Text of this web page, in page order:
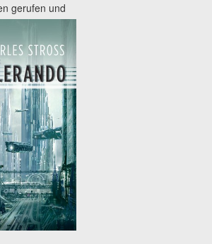
gerufen und